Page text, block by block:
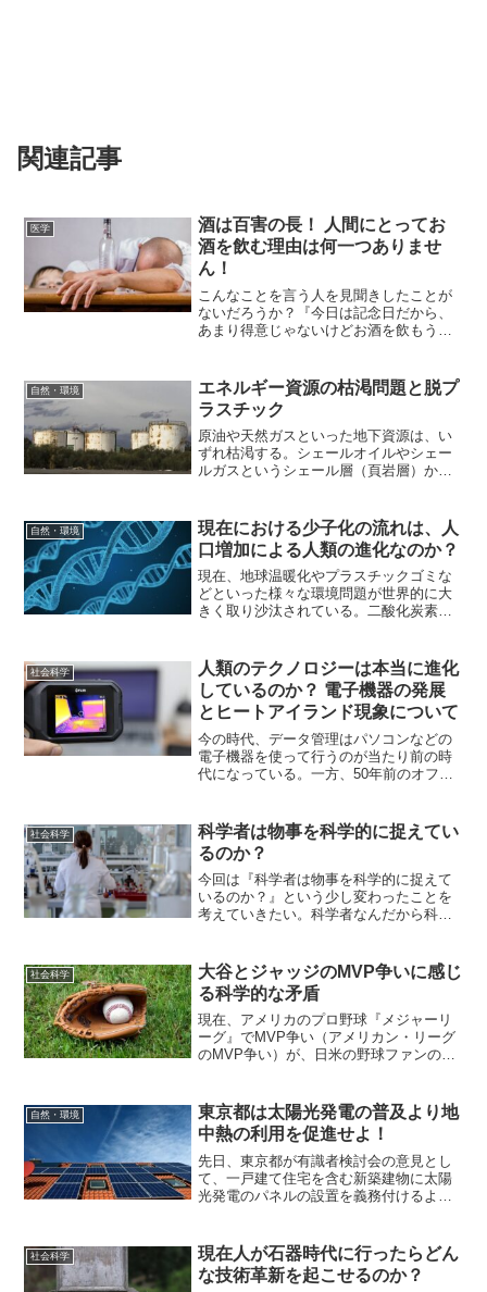
関連記事
医学
酒は百害の長！ 人間にとってお
酒を飲む理由は何一つありませ
ん！
こんなことを言う人を見聞きしたことが
ないだろうか？『今日は記念日だから、
あまり得意じゃないけどお酒を飲もう』
わざわざ嫌いなものを飲むのか全く理解
できないので、今回はお酒...
自然・環境
エネルギー資源の枯渇問題と脱プ
ラスチック
原油や天然ガスといった地下資源は、い
ずれ枯渇する。シェールオイルやシェー
ルガスというシェール層（頁岩層）から
は避けられようもない現実だ。地下資源
の枯渇で1番に問題になる...
自然・環境
現在における少子化の流れは、人
口増加による人類の進化なのか？
現在、地球温暖化やプラスチックゴミな
どといった様々な環境問題が世界的に大
きく取り沙汰されている。二酸化炭素の
にあるのは人口の増加という根本的な大
問題だ。人間に近いヒト科...
社会科学
人類のテクノロジーは本当に進化
しているのか？ 電子機器の発展
とヒートアイランド現象について
今の時代、データ管理はパソコンなどの
電子機器を使って行うのが当たり前の時
代になっている。一方、50年前のオフィ
いぜい電卓ぐらいのものだった。個人商
店などでは、そろばんを...
社会科学
科学者は物事を科学的に捉えてい
るのか？
今回は『科学者は物事を科学的に捉えて
いるのか？』という少し変わったことを
考えていきたい。科学者なんだから科学
のは研究が進むにつれ専門分野に特化し
ていき、物事を全体的に捉...
社会科学
大谷とジャッジのMVP争いに感じ
る科学的な矛盾
現在、アメリカのプロ野球『メジャーリ
ーグ』でMVP争い（アメリカン・リーグ
のMVP争い）が、日米の野球ファンの間
大谷翔平選手（以下、大谷）。もう1人
は、1961年に樹...
自然・環境
東京都は太陽光発電の普及より地
中熱の利用を促進せよ！
先日、東京都が有識者検討会の意見とし
て、一戸建て住宅を含む新築建物に太陽
光発電のパネルの設置を義務付けるよう
く、一生働いても家を買えないと言われ
ている状態なのに、これでは...
社会科学
現在人が石器時代に行ったらどん
な技術革新を起こせるのか？